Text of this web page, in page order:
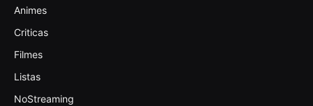
Animes
Criticas
Filmes
Listas
NoStreaming